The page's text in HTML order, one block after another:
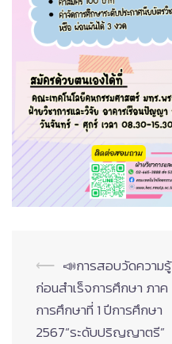
Post
navigation
⟵ 📣การสอบวัดความรู้
ก่อนสำเร็จการศึกษา ภาค
การศึกษาที่ 1 ปีการศึกษา
2567“ระดับปริญญาตรี”